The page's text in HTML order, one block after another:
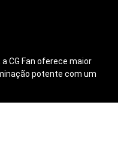
CG Fan oferece maior
potente com um